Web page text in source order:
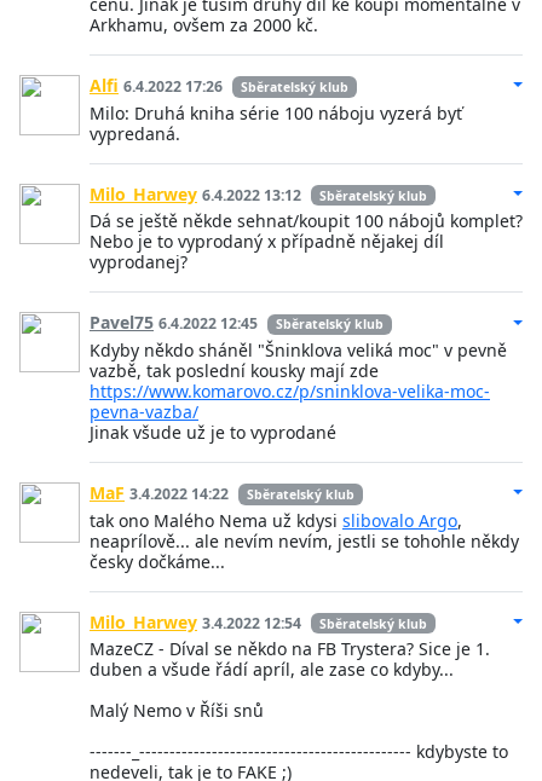
Arkhamu, ovšem za 2000 kč.
Alfi 6.4.2022 17:26 Sběratelský klub
Milo: Druhá kniha série 100 náboju vyzerá byť
vypredaná.
Milo_Harwey 6.4.2022 13:12 Sběratelský klub
Dá se ještě někde sehnat/koupit 100 nábojů komplet?
Nebo je to vyprodaný x případně nějakej díl
vyprodanej?
Pavel75 6.4.2022 12:45 Sběratelský klub
Kdyby někdo sháněl "Šninklova veliká moc" v pevně
vazbě, tak poslední kousky mají zde
https://www.komarovo.cz/p/sninklova-velika-moc-
pevna-vazba/
Jinak všude už je to vyprodané
MaF 3.4.2022 14:22 Sběratelský klub
tak ono Malého Nema už kdysi slibovalo Argo,
neaprílově... ale nevím nevím, jestli se tohohle někdy
česky dočkáme...
Milo_Harwey 3.4.2022 12:54 Sběratelský klub
MazeCZ - Díval se někdo na FB Trystera? Sice je 1.
duben a všude řádí apríl, ale zase co kdyby...
Malý Nemo v Říši snů
-------_--------------------------------------------- kdybyste to
nedeveli, tak je to FAKE ;)